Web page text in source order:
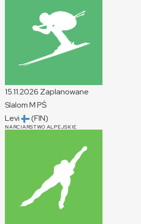
15.11.2026 Zaplanowane
SlalomM PŚ
Levi
(FIN)
NARCIARSTWO ALPEJSKIE